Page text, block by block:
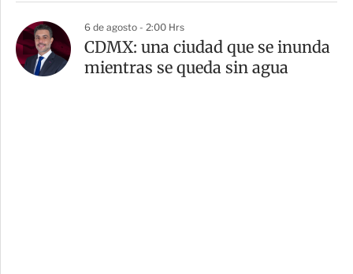
6 de agosto - 2:00 Hrs
CDMX: una ciudad que se inunda
mientras se queda sin agua